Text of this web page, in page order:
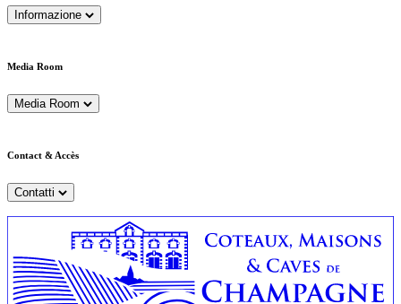
Informazione
Media Room
Media Room
Contact & Accès
Contatti